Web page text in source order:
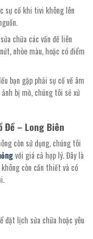
sự cố khi tivi không lên
chữa các vấn đề liên
nhòe màu, hoặc có điểm
bạn gặp phải sự cố về âm
bị mờ, chúng tôi sẽ xử
Đề – Long Biên
còn sử dụng, chúng tôi
với giá cả hợp lý. Đây là
còn cần thiết và có
đặt lịch sửa chữa hoặc yêu